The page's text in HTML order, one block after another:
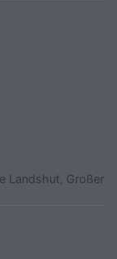
Landshut, Großer